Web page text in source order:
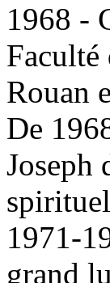
1968 -
Faculté
Rouan
De
Joseph
1971-
grand